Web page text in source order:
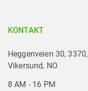
KONTAKT
Heggenveien 30, 3370,
Vikersund, NO
8 AM - 16 PM